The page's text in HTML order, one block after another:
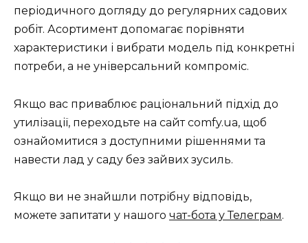
періодичного догляду до регулярних садових
робіт. Асортимент допомагає порівняти
характеристики і вибрати модель під конкретні
потреби, а не універсальний компроміс.
Якщо вас приваблює раціональний підхід до
утилізації, переходьте на сайт comfy.ua, щоб
ознайомитися з доступними рішеннями та
навести лад у саду без зайвих зусиль.
Якщо ви не знайшли потрібну відповідь,
можете запитати у нашого чат-бота у Телеграм.